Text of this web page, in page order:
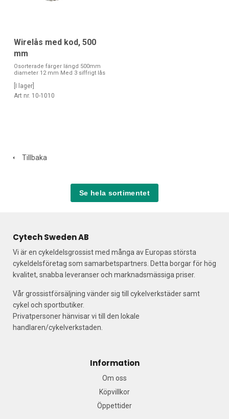
Wirelås med kod, 500
mm
Osorterade färger längd 500mm
diameter 12 mm Med 3 siffrigt lås
[I lager]
Art nr. 10-1010
Tillbaka
Se hela sortimentet
Cytech Sweden AB
Vi är en cykeldelsgrossist med många av Europas största
cykeldelsföretag som samarbetspartners. Detta borgar för hög
kvalitet, snabba leveranser och marknadsmässiga priser.
Vår grossistförsäljning vänder sig till cykelverkstäder samt
cykel och sportbutiker.
Privatpersoner hänvisar vi till den lokale
handlaren/cykelverkstaden.
Information
Om oss
Köpvillkor
Öppettider